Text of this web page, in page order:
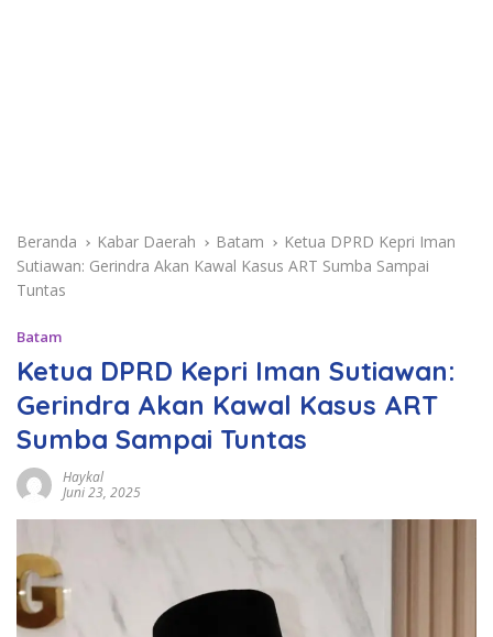
Beranda Kabar Daerah Batam
Ketua DPRD Kepri Iman
Sutiawan: Gerindra Akan Kawal Kasus ART Sumba Sampai
Tuntas
Batam
Ketua DPRD Kepri Iman Sutiawan:
Gerindra Akan Kawal Kasus ART
Sumba Sampai Tuntas
Haykal
Juni 23, 2025